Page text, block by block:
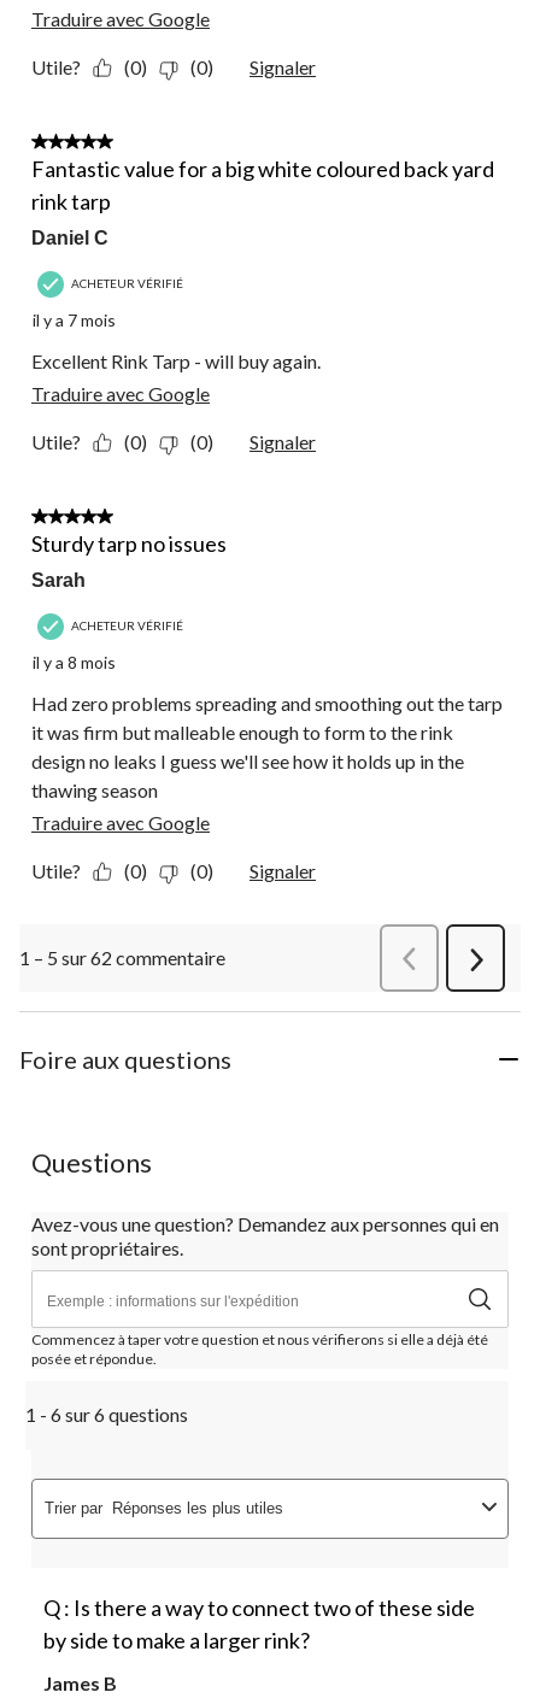
Traduire avec Google
Utile? (0) (0) Signaler
5 étoile(s) sur 5.
Fantastic value for a big white coloured back yard
rink tarp
Daniel C
ACHETEUR VÉRIFIÉ
il y a 7 mois
Excellent Rink Tarp - will buy again.
Traduire avec Google
Utile? (0) (0) Signaler
5 étoile(s) sur 5.
Sturdy tarp no issues
Sarah
ACHETEUR VÉRIFIÉ
il y a 8 mois
Had zero problems spreading and smoothing out the tarp
it was firm but malleable enough to form to the rink
design no leaks I guess we'll see how it holds up in the
thawing season
Traduire avec Google
Utile? (0) (0) Signaler
1 – 5 sur 62 commentaire
Suivant
Foire aux questions
Questions
Avez-vous une question? Demandez aux personnes qui en
sont propriétaires.
Commencez à taper votre question et nous vérifierons si elle a déjà été
posée et répondue.
1 - 6 sur 6 questions
Trier par Réponses les plus utiles
Q : Is there a way to connect two of these side
by side to make a larger rink?
James B